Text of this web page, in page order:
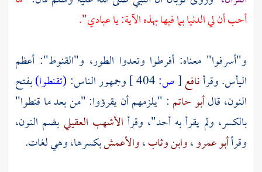
أحب أن لي الدنيا بما فيها بهذه الآية: يا عبادي".
و"أسرفوا" معناه: أفرطوا وتعدوا الطور، و"القنوط": أعظم
اليأس. وقرأنافع[ص: وجمهور الناس: (تقنطوا)بفتح
النون، قالأبو حاتم : "يلزمهم أن يقرؤوا: "من بعد ما قنطوا"
بالكسر، ولم يقرأ به أحد"، وقرأ الأشهب العقيلي بضم النون،
وقرأأبو عمرو،وابن وثاب،والأعمشبكسرها، وهي لغات.